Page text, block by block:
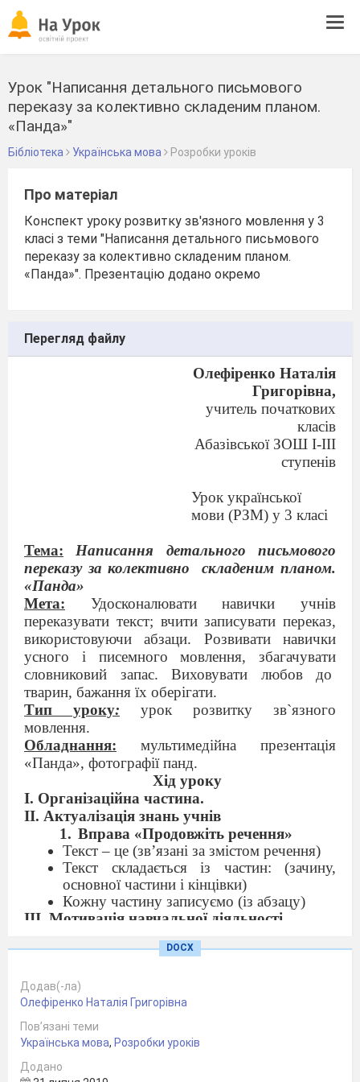
Урок "Написання детального письмового
переказу за колективно складеним планом.
«Панда»"
Бібліотека Українська мова Розробки уроків
Про матеріал
Конспект уроку розвитку зв'язного мовлення у 3
класі з теми "Написання детального письмового
переказу за колективно складеним планом.
«Панда»". Презентацію додано окремо
Перегляд файлу
Олефіренко Наталія
Григорівна,
учитель початкових
класів
Абазівської ЗОШ І-ІІІ
ступенів
Урок української
мови (РЗМ) у 3 класі
Тема:
Написання детального письмового
переказу за колективно
складеним планом.
«Панда»
Мета:
Удосконалювати навички учнів
переказувати текст; вчити записувати переказ,
використовуючи абзаци. Розвивати навички
усного і писемного мовлення, збагачувати
словниковий запас. Виховувати любов до
тварин, бажання їх оберігати.
Тип уроку: урок розвитку зв`язного
мовлення.
Обладнання: мультимедійна презентація
«Панда», фотографії панд.
Хід уроку
І. Організаційна частина.
II. Актуалізація знань учнів
Вправа «Продовжіть речення»
Текст – це (зв’язані за змістом речення)
Текст складається із частин: (зачину,
основної частини і кінцівки)
Кожну частину записуємо (із абзацу)
III. Мотивація навчальної діяльності
будемо займатися?
переказ, що якнайповніше передає зміст
прочитаного або прослуханого тексту.
Для чого людині потрібно вміти
детально переказувати?
ІV. Вивчення нового матеріалу
DOCX
Додав(-ла)
Олефіренко Наталія Григорівна
Пов’язані теми
Українська мова, Розробки уроків
Додано